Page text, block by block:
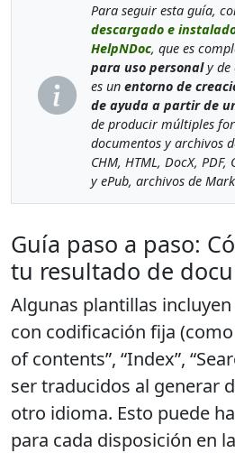
Para seguir esta guía,
descargado e
HelpNDoc, que es
para uso personaly de
es un entorno de
de ayuda a partir de
de producir múltiples
documentos y archivos
CHM, HTML, DocX,
y ePub, archivos de
Guía paso a paso:
tu resultado de
Algunas plantillas
con codificación fija
of contents”, “Index”,
ser traducidos al generar
otro idioma. Esto puede
para cada disposición en